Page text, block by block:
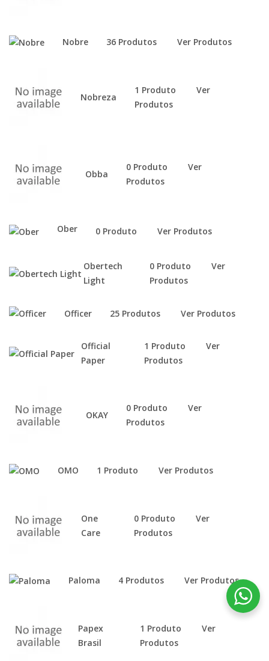
Nobre 36 Produtos Ver Produtos
Nobreza
1 Produto
Ver
Produtos
Obba
0 Produto
Ver
Produtos
Ober 0 Produto Ver Produtos
Obertech
Light
0 Produto
Ver
Produtos
Officer 25 Produtos Ver Produtos
Official
Paper
1 Produto
Ver
Produtos
OKAY
0 Produto
Ver
Produtos
OMO 1 Produto Ver Produtos
One
Care
0 Produto
Ver
Produtos
Paloma 4 Produtos Ver Produtos
Papex
Brasil
1 Produto
Ver
Produtos